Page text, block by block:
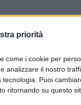
priorità
come i cookie per
analizzare il nostro
Puoi
ritornando su questo
parte di